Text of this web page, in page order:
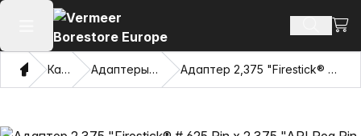
Открыть главное меню Поиск
ДомКаталог Адаптеры и Pulling Eyes Адаптер 2,375 "Firestick® # 625 Pin x 2,375 "API Reg Pin